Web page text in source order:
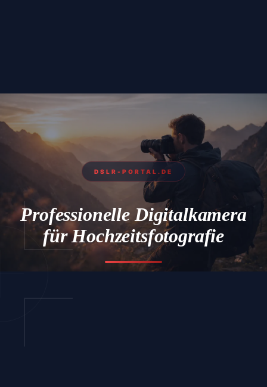
DSLR-PORTAL.DE
Professionelle Digitalkamera
für Hochzeitsfotografie